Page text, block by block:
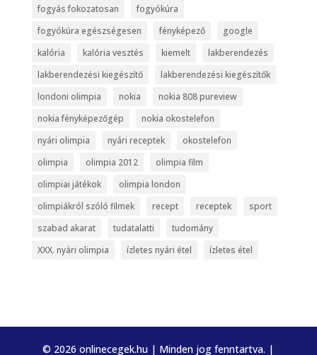
fogyás fokozatosan
fogyókúra
fogyókúra egészségesen
fényképező
google
kalória
kalória vesztés kiemelt
lakberendezés
lakberendezési kiegészítő
lakberendezési kiegészítők
londoni olimpia
nokia
nokia 808 pureview
nokia fényképezőgép
nokia okostelefon
nyári olimpia
nyári receptek
okostelefon
olimpia
olimpia 2012
olimpia film
olimpiai játékok
olimpia london
olimpiákról szóló filmek
recept receptek
sport
szabad akarat
tudatalatti
tudomány
XXX. nyári olimpia
ízletes nyári étel ízletes étel
© 2026 onlinecegek.hu | Minden jog fenntartva. |